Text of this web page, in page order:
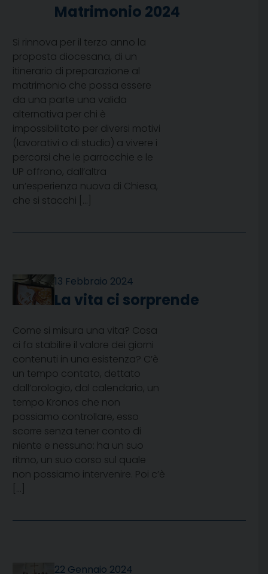
Matrimonio 2024
Si rinnova per il terzo anno la
proposta diocesana, di un
itinerario di preparazione al
matrimonio che possa essere
da una parte una valida
alternativa per chi è
impossibilitato per diversi motivi
(lavorativi o di studio) a vivere i
percorsi che le parrocchie e le
UP offrono, dall’altra
un’esperienza nuova di Chiesa,
che si stacchi […]
13 Febbraio 2024
La vita ci sorprende
Come si misura una vita? Cosa
ci fa stabilire il valore dei giorni
contenuti in una esistenza? C’è
un tempo contato, dettato
dall’orologio, dal calendario, un
tempo Kronos che non
possiamo controllare, esso
scorre senza tener conto di
niente e nessuno: ha un suo
ritmo, un suo corso sul quale
non possiamo intervenire. Poi c’è
[…]
22 Gennaio 2024